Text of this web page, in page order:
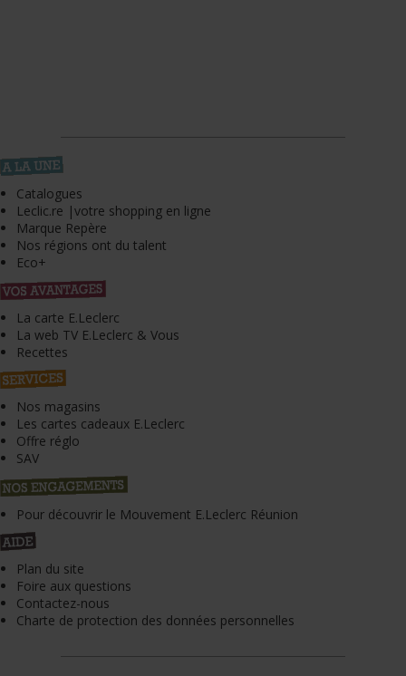
Catalogues
Leclic.re |votre shopping en ligne
Marque Repère
Nos régions ont du talent
Eco+
La carte E.Leclerc
La web TV E.Leclerc & Vous
Recettes
Nos magasins
Les cartes cadeaux E.Leclerc
Offre réglo
SAV
Pour découvrir le Mouvement E.Leclerc Réunion
Plan du site
Foire aux questions
Contactez-nous
Charte de protection des données personnelles